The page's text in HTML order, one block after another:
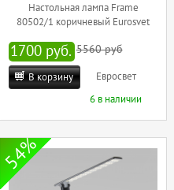
Настольная лампа Frame
80502/1 коричневый Eurosvet
1700 руб. 5560 руб
В корзину
Евросвет
6 в наличии
54%